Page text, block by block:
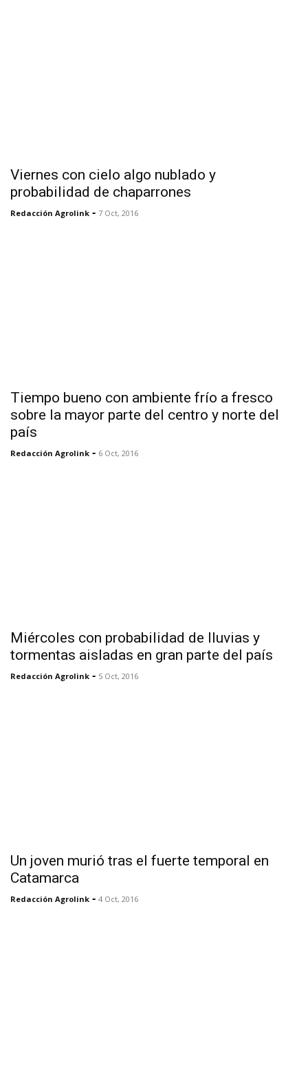
Viernes con cielo algo nublado y
probabilidad de chaparrones
Redacción Agrolink - 7 Oct, 2016
Tiempo bueno con ambiente frío a fresco
sobre la mayor parte del centro y norte del
país
Redacción Agrolink - 6 Oct, 2016
Miércoles con probabilidad de lluvias y
tormentas aisladas en gran parte del país
Redacción Agrolink - 5 Oct, 2016
Un joven murió tras el fuerte temporal en
Catamarca
Redacción Agrolink - 4 Oct, 2016